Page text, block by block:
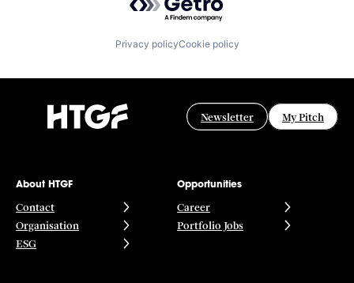
Privacy policyCookie policy
Newsletter My Pitch
About HTGF
Contact
Organisation
ESG
Opportunities
Career
Portfolio Jobs